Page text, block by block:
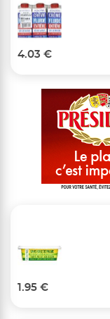
4.03 €
1.95 €